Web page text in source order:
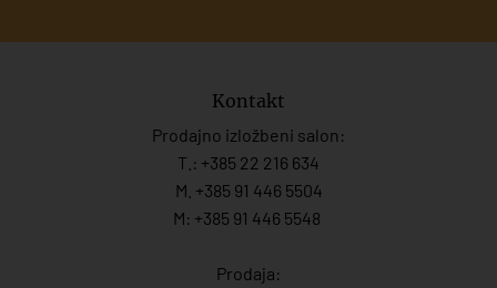
Kontakt
Prodajno izložbeni salon:
T.: +385 22 216 634
M. +385 91 446 5504
M: +385 91 446 5548
Prodaja: